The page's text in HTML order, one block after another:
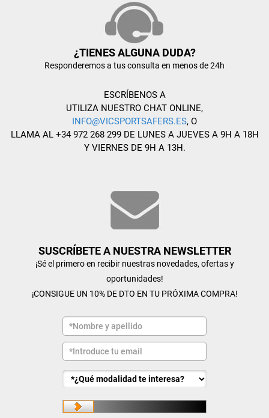
¿TIENES ALGUNA DUDA?
Responderemos a tus consulta en menos de 24h
ESCRÍBENOS A
UTILIZA NUESTRO CHAT ONLINE,
INFO@VICSPORTSAFERS.ES, O
LLAMA AL +34 972 268 299 DE LUNES A JUEVES A 9H A 18H
Y VIERNES DE 9H A 13H.
SUSCRÍBETE A NUESTRA NEWSLETTER
¡Sé el primero en recibir nuestras novedades, ofertas y
oportunidades!
¡CONSIGUE UN 10% DE DTO EN TU PRÓXIMA COMPRA!